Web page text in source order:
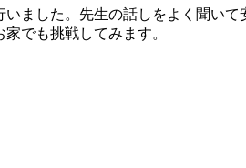
ました。先生の話しをよく聞い
でも挑戦してみます。